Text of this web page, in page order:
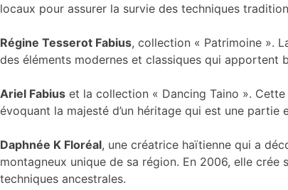
locaux pour assurer la survie des techniques
Régine Tesserot Fabius, collection « Patrimoine ».
des éléments modernes et classiques qui apportent
Ariel Fabius et la collection « Dancing Taino ».
évoquant la majesté d’un héritage qui est une partie
Daphnée K Floréal, une créatrice haïtienne qui a
montagneux unique de sa région. En 2006, elle
techniques ancestrales.